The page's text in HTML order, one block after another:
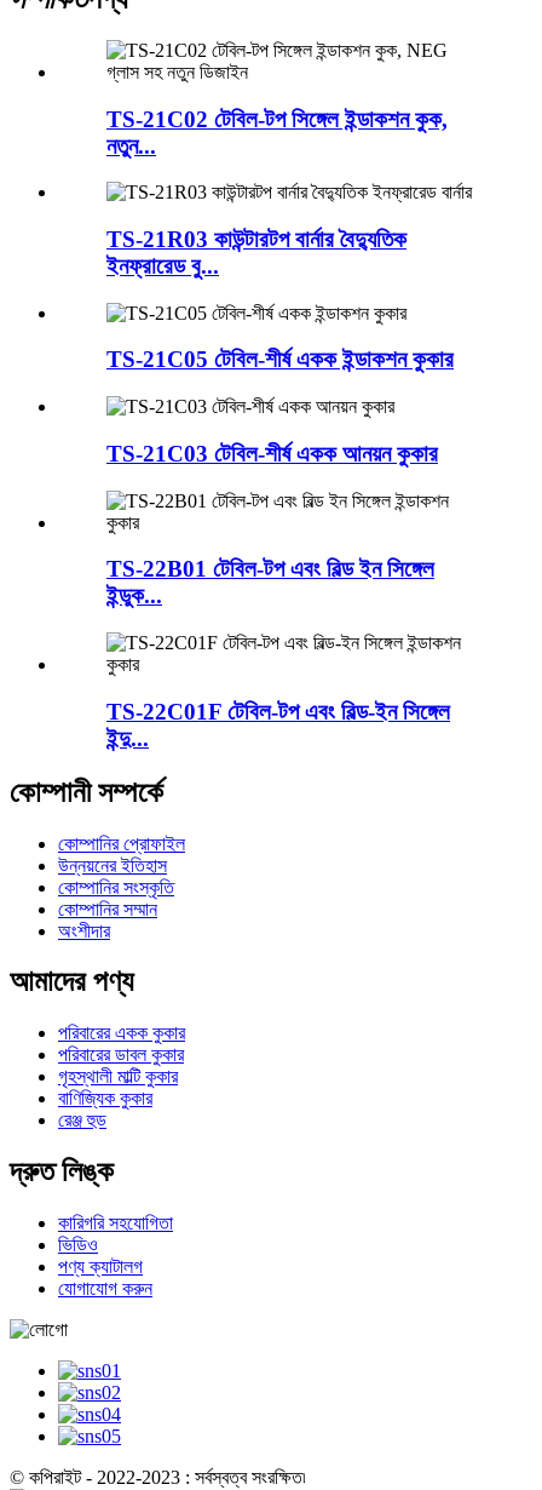
TS-21C02 টেবিল-টপ সিঙ্গেল ইন্ডাকশন কুক,
নতুন...
TS-21R03 কাউন্টারটপ বার্নার বৈদ্যুতিক
ইনফ্রারেড বু...
TS-21C05 টেবিল-শীর্ষ একক ইন্ডাকশন কুকার
TS-21C03 টেবিল-শীর্ষ একক আনয়ন কুকার
TS-22B01 টেবিল-টপ এবং বিল্ড ইন সিঙ্গেল
ইন্ডুক...
TS-22C01F টেবিল-টপ এবং বিল্ড-ইন সিঙ্গেল
ইন্দু...
কোম্পানী সম্পর্কে
কোম্পানির প্রোফাইল
উন্নয়নের ইতিহাস
কোম্পানির সংস্কৃতি
কোম্পানির সম্মান
অংশীদার
আমাদের পণ্য
পরিবারের একক কুকার
পরিবারের ডাবল কুকার
গৃহস্থালী মাল্টি কুকার
বাণিজ্যিক কুকার
রেঞ্জ হুড
দ্রুত লিঙ্ক
কারিগরি সহযোগিতা
ভিডিও
পণ্য ক্যাটালগ
যোগাযোগ করুন
© কপিরাইট - 2022-2023 : সর্বস্বত্ব সংরক্ষিত৷